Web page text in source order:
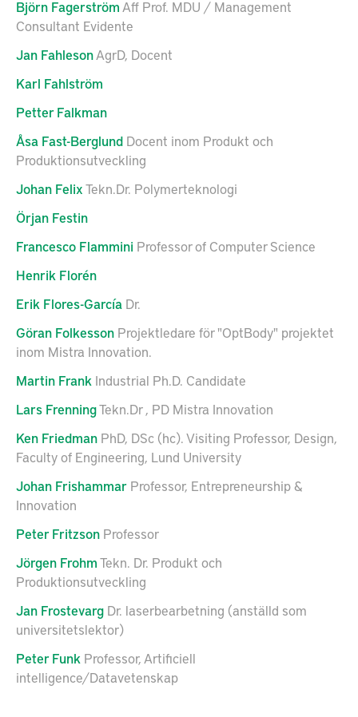
Björn FagerströmAff Prof. MDU / Management
Consultant Evidente
Jan FahlesonAgrD, Docent
Karl Fahlström
Petter Falkman
Åsa Fast-Berglund Docent inom Produkt och
Produktionsutveckling
Johan FelixTekn.Dr. Polymerteknologi
Örjan Festin
Francesco Flammini Professor of Computer Science
Henrik Florén
Erik Flores-García Dr.
Göran Folkesson Projektledare för "OptBody" projektet
inom Mistra Innovation.
Martin Frank Industrial Ph.D. Candidate
Lars FrenningTekn.Dr , PD Mistra Innovation
Ken Friedman PhD, DSc (hc). Visiting Professor, Design,
Faculty of Engineering, Lund University
Johan Frishammar Professor, Entrepreneurship &
Innovation
Peter Fritzson Professor
Jörgen FrohmTekn. Dr. Produkt och
Produktionsutveckling
Jan Frostevarg Dr. laserbearbetning (anställd som
universitetslektor)
Peter Funk Professor, Artificiell
intelligence/Datavetenskap